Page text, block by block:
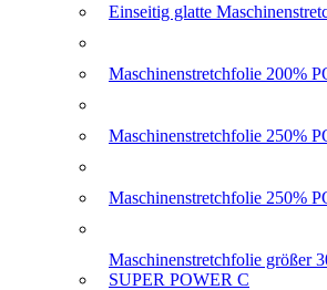
Einseitig glatte
Maschinenstretchfolie 200%
Maschinenstretchfolie 250%
Maschinenstretchfolie 250%
Maschinenstretchfolie größer
SUPER POWER C